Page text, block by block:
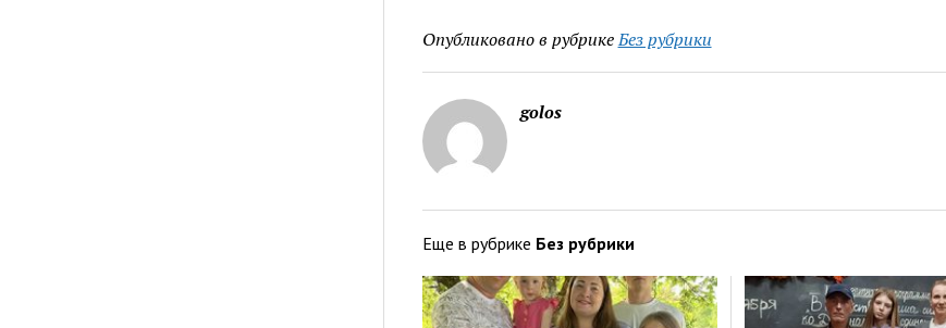
Опубликовано в рубрикеБез рубрики
golos
Еще в рубрике Без рубрики